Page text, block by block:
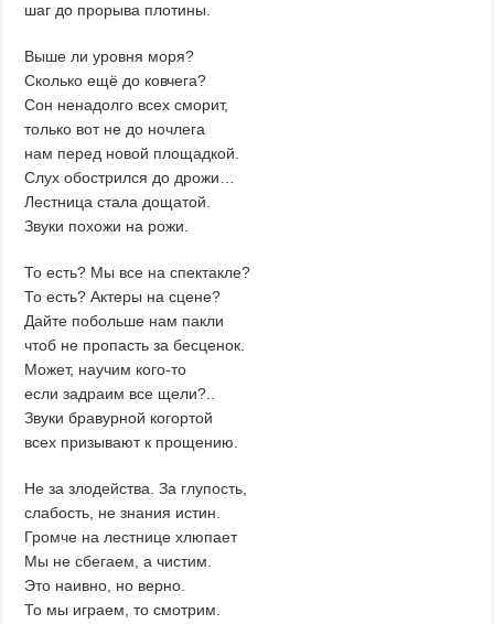
шаг до прорыва плотины.
Выше ли уровня моря?
Сколько ещё до ковчега?
Сон ненадолго всех сморит,
только вот не до ночлега
нам перед новой площадкой.
Слух обострился до дрожи…
Лестница стала дощатой.
Звуки похожи на рожи.
То есть? Мы все на спектакле?
То есть? Актеры на сцене?
Дайте побольше нам пакли
чтоб не пропасть за бесценок.
Может, научим кого-то
если задраим все щели?..
Звуки бравурной когортой
всех призывают к прощению.
Не за злодейства. За глупость,
слабость, не знания истин.
Громче на лестнице хлюпает
Мы не сбегаем, а чистим.
Это наивно, но верно.
То мы играем, то смотрим.